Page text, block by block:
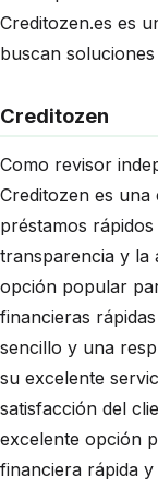
Creditozen.es es
buscan
Creditozen
Como revisor
Creditozen es
préstamos
transparencia y la
opción popular
financieras
sencillo y una
su excelente
satisfacción del
excelente opción
financiera rápida